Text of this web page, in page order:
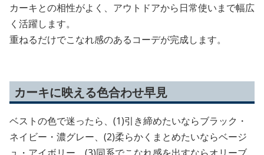
カーキとの相性がよく、アウトドアから日常使いまで幅広
く活躍します。
重ねるだけでこなれ感のあるコーデが完成します。
カーキに映える色合わせ早見
ベストの色で迷ったら、(1)引き締めたいならブラック・
ネイビー・濃グレー、(2)柔らかくまとめたいならベージ